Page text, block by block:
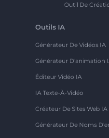
Outil De
Outils IA
Générateur De Vidéos IA
Générateur D'animation
Éditeur Vidéo IA
IA Texte-À-Vidéo
Créateur De Sites Web IA
Générateur De Noms